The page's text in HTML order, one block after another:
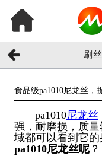
刷
食品级pa1010尼龙丝，
pa1010尼龙丝
强，耐磨损，质
域都可以看到它
pa1010尼龙丝呢？